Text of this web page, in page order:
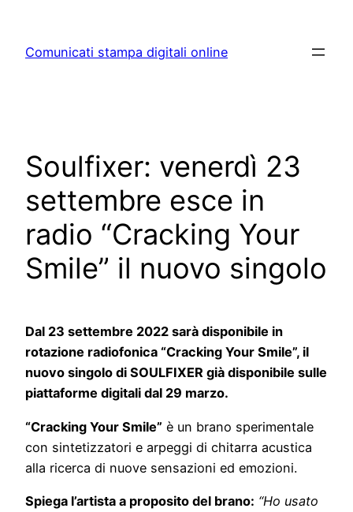
content
Comunicati stampa digitali online
Soulfixer: venerdì 23
settembre esce in
radio “Cracking Your
Smile” il nuovo singolo
Dal 23 settembre 2022 sarà disponibile in
rotazione radiofonica “Cracking Your Smile”, il
nuovo singolo di SOULFIXER già disponibile sulle
piattaforme digitali dal 29 marzo.
“Cracking Your Smile” è un brano sperimentale
con sintetizzatori e arpeggi di chitarra acustica
alla ricerca di nuove sensazioni ed emozioni.
Spiega l’artista a proposito del brano: “Ho usato